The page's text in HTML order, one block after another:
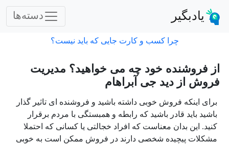
یادبگیر دسته‌ها
چرا کسب و کارت جایی که باید نیست؟
از فروشنده خود چه می خواهید؟ مدیریت
فروش از دید جی آبراهام
برای اینکه فروش خوبی داشته باشید و فروشنده ای تاثیر گذار
باشید باید قادر باشید که رابطه و همبستگی با مردم برقرار
کنید. این بدان معناست که افراد خجالتی یا کسانی که احتملا
مشکلات پیچیده شخصی دارند در فروش ممکن است به خوبی